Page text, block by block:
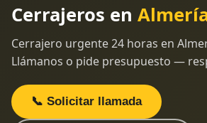
Cerrajeros en
Cerrajero urgente 24 horas en
Llámanos o pide presupuesto —
📞 Solicitar llamada